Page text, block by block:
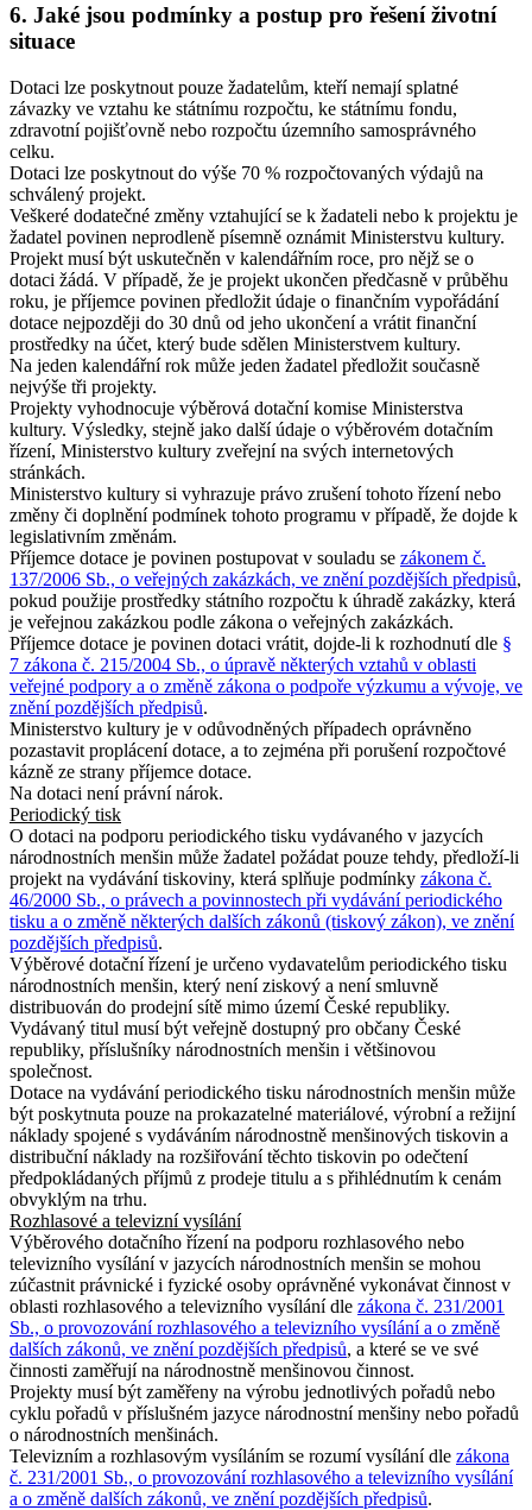
6. Jaké jsou podmínky a postup pro řešení životní
situace
Dotaci lze poskytnout pouze žadatelům, kteří nemají splatné
závazky ve vztahu ke státnímu rozpočtu, ke státnímu fondu,
zdravotní pojišťovně nebo rozpočtu územního samosprávného
celku.
Dotaci lze poskytnout do výše 70 % rozpočtovaných výdajů na
schválený projekt.
Veškeré dodatečné změny vztahující se k žadateli nebo k projektu je
žadatel povinen neprodleně písemně oznámit Ministerstvu kultury.
Projekt musí být uskutečněn v kalendářním roce, pro nějž se o
dotaci žádá. V případě, že je projekt ukončen předčasně v průběhu
roku, je příjemce povinen předložit údaje o finančním vypořádání
dotace nejpozději do 30 dnů od jeho ukončení a vrátit finanční
prostředky na účet, který bude sdělen Ministerstvem kultury.
Na jeden kalendářní rok může jeden žadatel předložit současně
nejvýše tři projekty.
Projekty vyhodnocuje výběrová dotační komise Ministerstva
kultury. Výsledky, stejně jako další údaje o výběrovém dotačním
řízení, Ministerstvo kultury zveřejní na svých internetových
stránkách.
Ministerstvo kultury si vyhrazuje právo zrušení tohoto řízení nebo
změny či doplnění podmínek tohoto programu v případě, že dojde k
legislativním změnám.
Příjemce dotace je povinen postupovat v souladu se zákonem č.
137/2006 Sb., o veřejných zakázkách, ve znění pozdějších předpisů,
pokud použije prostředky státního rozpočtu k úhradě zakázky, která
je veřejnou zakázkou podle zákona o veřejných zakázkách.
Příjemce dotace je povinen dotaci vrátit, dojde-li k rozhodnutí dle §
7 zákona č. 215/2004 Sb., o úpravě některých vztahů v oblasti
veřejné podpory a o změně zákona o podpoře výzkumu a vývoje, ve
znění pozdějších předpisů.
Ministerstvo kultury je v odůvodněných případech oprávněno
pozastavit proplácení dotace, a to zejména při porušení rozpočtové
kázně ze strany příjemce dotace.
Na dotaci není právní nárok.
Periodický tisk
O dotaci na podporu periodického tisku vydávaného v jazycích
národnostních menšin může žadatel požádat pouze tehdy, předloží-li
projekt na vydávání tiskoviny, která splňuje podmínky zákona č.
46/2000 Sb., o právech a povinnostech při vydávání periodického
tisku a o změně některých dalších zákonů (tiskový zákon), ve znění
pozdějších předpisů.
Výběrové dotační řízení je určeno vydavatelům periodického tisku
národnostních menšin, který není ziskový a není smluvně
distribuován do prodejní sítě mimo území České republiky.
Vydávaný titul musí být veřejně dostupný pro občany České
republiky, příslušníky národnostních menšin i většinovou
společnost.
Dotace na vydávání periodického tisku národnostních menšin může
být poskytnuta pouze na prokazatelné materiálové, výrobní a režijní
náklady spojené s vydáváním národnostně menšinových tiskovin a
distribuční náklady na rozšiřování těchto tiskovin po odečtení
předpokládaných příjmů z prodeje titulu a s přihlédnutím k cenám
obvyklým na trhu.
Rozhlasové a televizní vysílání
Výběrového dotačního řízení na podporu rozhlasového nebo
televizního vysílání v jazycích národnostních menšin se mohou
zúčastnit právnické i fyzické osoby oprávněné vykonávat činnost v
oblasti rozhlasového a televizního vysílání dle zákona č. 231/2001
Sb., o provozování rozhlasového a televizního vysílání a o změně
dalších zákonů, ve znění pozdějších předpisů, a které se ve své
činnosti zaměřují na národnostně menšinovou činnost.
Projekty musí být zaměřeny na výrobu jednotlivých pořadů nebo
cyklu pořadů v příslušném jazyce národnostní menšiny nebo pořadů
o národnostních menšinách.
Televizním a rozhlasovým vysíláním se rozumí vysílání dle zákona
č. 231/2001 Sb., o provozování rozhlasového a televizního vysílání
a o změně dalších zákonů, ve znění pozdějších předpisů.